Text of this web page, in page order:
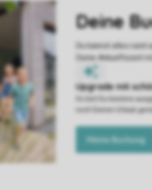
So bist Du bestens
noch Deinen Urlaub
Meine Buchung